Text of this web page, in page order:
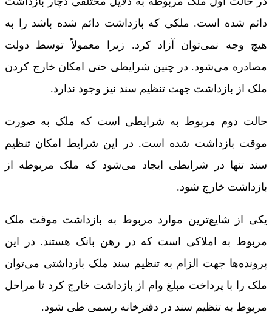
دائم شده است. ملکی که بازداشت دائم شده باشد را به
هیچ وجه نمی‌توان آزاد کرد. زیرا معمولاً توسط دولت
مصادره می‌شود. در چنین شرایطی حتی امکان خارج کردن
ملک از بازداشت جهت تنظیم سند نیز وجود ندارد.
حالت دوم مربوط به شرایطی است که ملک به صورت
موقت بازداشت شده است. در این شرایط امکان تنظیم
سند تنها در شرایطی ایجاد می‌شود که ملک مربوطه از
بازداشت خارج شود.
یکی از شایع‌ترین موارد مربوط به بازداشت موقت ملک
مربوط به املاکی است که در رهن بانک هستند. در این
پرونده‌ها جهت الزام به تنظیم سند ملک بازداشتی می‌توان
ملک را با پرداخت مبلغ وام از بازداشت خارج کرد تا مراحل
مربوط به تنظیم سند در دفترخانه رسمی طی شود.